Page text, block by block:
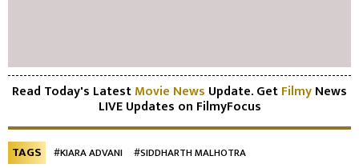
Read Today's LatestMovie News Update. GetFilmyNews
LIVE Updates on FilmyFocus
TAGS #KIARA ADVANI #SIDDHARTH MALHOTRA